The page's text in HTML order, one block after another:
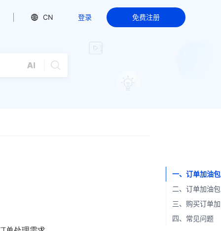
CN 登录 免费注册
一、订单加油
二、订单加油
三、购买订单
四、常见问题